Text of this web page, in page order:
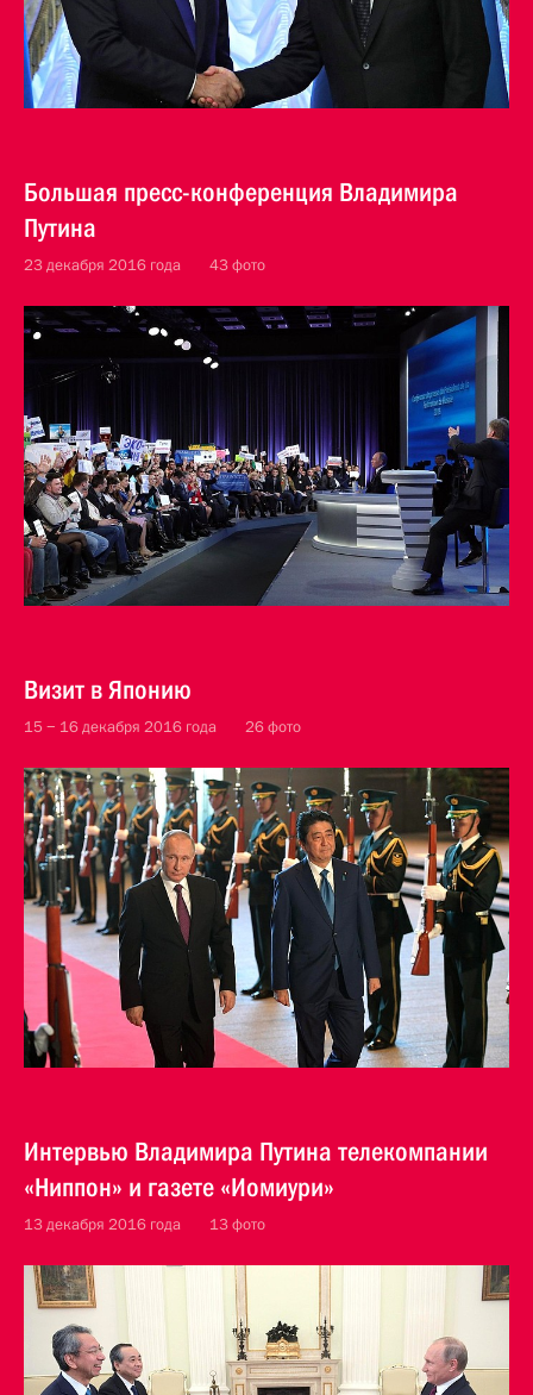
Большая пресс-конференция Владимира
Путина
23 декабря 2016 года 43 фото
Визит в Японию
15 − 16 декабря 2016 года 26 фото
Интервью Владимира Путина телекомпании
«Ниппон» и газете «Иомиури»
13 декабря 2016 года 13 фото